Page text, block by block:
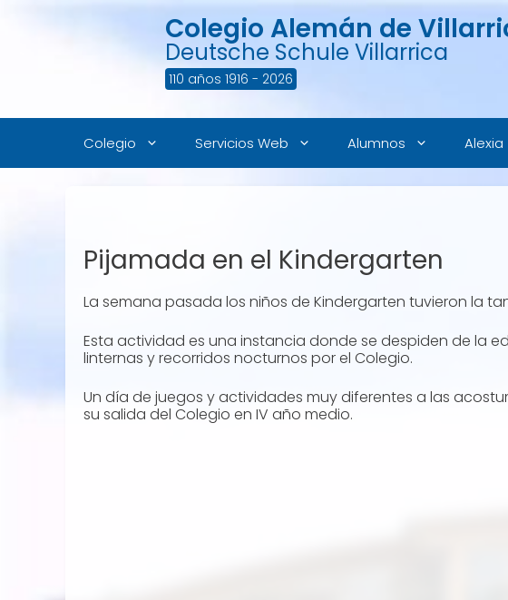
Colegio Alemán de
Deutsche Schule Villarrica
110 años 1916 - 2026
Colegio Servicios Web Alumnos Alexia
Pijamada en el Kindergarten
La semana pasada los niños de Kindergarten tuvieron la
Esta actividad es una instancia donde se despiden de la
linternas y recorridos nocturnos por el Colegio.
Un día de juegos y actividades muy diferentes a las
su salida del Colegio en IV año medio.